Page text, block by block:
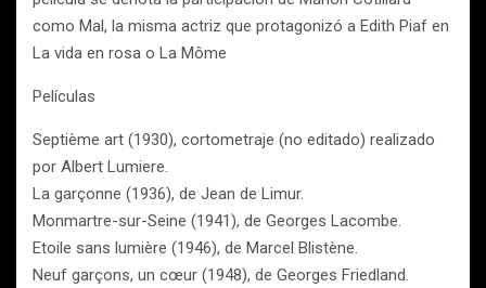
como Mal, la misma actriz que protagonizó a Edith Piaf en
La vida en rosa o La Môme
Películas
Septième art (1930), cortometraje (no editado) realizado
por Albert Lumiere.
La garçonne (1936), de Jean de Limur.
Monmartre-sur-Seine (1941), de Georges Lacombe.
Etoile sans lumière (1946), de Marcel Blistène.
Neuf garçons, un cœur (1948), de Georges Friedland.